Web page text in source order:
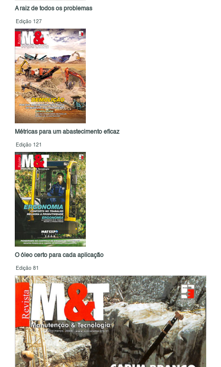
A raiz de todos os problemas
Edição 127
Métricas para um abastecimento eficaz
Edição 121
O óleo certo para cada aplicação
Edição 81